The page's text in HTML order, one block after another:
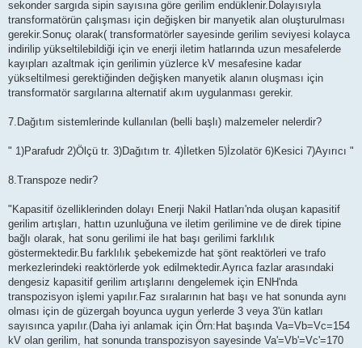
sekonder sargıda sipin sayısına göre gerilim endüklenir.Dolayısıyla
transformatörün çalışması için değişken bir manyetik alan oluşturulması
gerekir.Sonuç olarak( transformatörler sayesinde gerilim seviyesi kolayca
indirilip yükseltilebildiği için ve enerji iletim hatlarında uzun mesafelerde
kayıpları azaltmak için gerilimin yüzlerce kV mesafesine kadar
yükseltilmesi gerektiğinden değişken manyetik alanın oluşması için
transformatör sargılarına alternatif akım uygulanması gerekir.
7.Dağıtım sistemlerinde kullanılan (belli başlı) malzemeler nelerdir?
" 1)Parafudr 2)Ölçü tr. 3)Dağıtım tr. 4)İletken 5)İzolatör 6)Kesici 7)Ayırıcı "
8.Transpoze nedir?
"Kapasitif özelliklerinden dolayı Enerji Nakil Hatları'nda oluşan kapasitif
gerilim artışları, hattın uzunluğuna ve iletim gerilimine ve de direk tipine
bağlı olarak, hat sonu gerilimi ile hat başı gerilimi farklılık
göstermektedir.Bu farklılık şebekemizde hat şönt reaktörleri ve trafo
merkezlerindeki reaktörlerde yok edilmektedir.Ayrıca fazlar arasındaki
dengesiz kapasitif gerilim artışlarını dengelemek için ENH'nda
transpozisyon işlemi yapılır.Faz sıralarının hat başı ve hat sonunda aynı
olması için de güzergah boyunca uygun yerlerde 3 veya 3'ün katları
sayısınca yapılır.(Daha iyi anlamak için Örn:Hat başında Va=Vb=Vc=154
kV olan gerilim, hat sonunda transpozisyon sayesinde Va'=Vb'=Vc'=170